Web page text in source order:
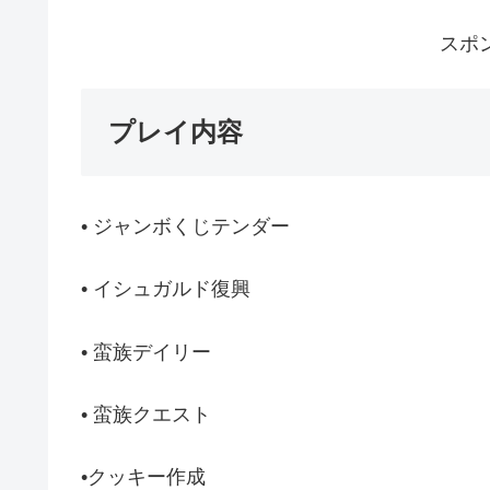
スポ
プレイ内容
• ジャンボくじテンダー
• イシュガルド復興
• 蛮族デイリー
• 蛮族クエスト
•クッキー作成